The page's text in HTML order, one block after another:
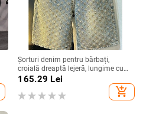
Șorturi denim pentru bărbați,
croială dreaptă lejeră, lungime cu
cinci segmente, țesătură din
amestec de bumbac, fibră de
poliester
165.29 Lei
add_shopping_cart